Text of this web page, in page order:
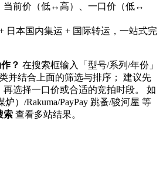
当前价（低↔高）、一口价（低↔
日本国内集运 + 国际转运，一站式完
？ 在搜索框输入「型号/系列/年份」
并结合上面的筛选与排序； 建议先
选择一口价或合适的竞拍时段。 如
炉）/Rakuma/PayPay 跳蚤/骏河屋 等
索 查看多站结果。